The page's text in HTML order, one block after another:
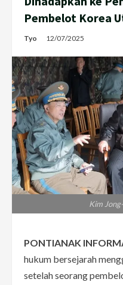
Pembelot Korea
Tyo 12/07/2025
Kim
PONTIANAK
hukum bersejarah
setelah seorang